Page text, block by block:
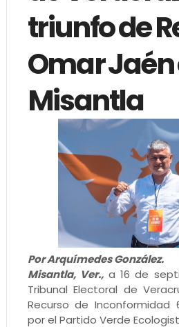
triunfo de
Omar Jaén
Misantla
Por Arquímedes González.
Misantla, Ver., a 16 de
Tribunal Electoral de
Recurso de Inconformidad
por el Partido Verde